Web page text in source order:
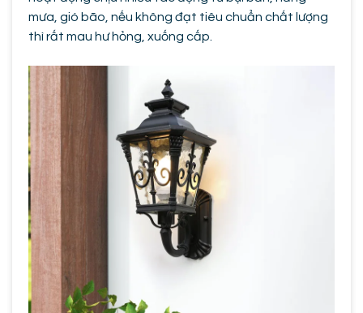
mưa, gió bão, nếu không đạt tiêu chuẩn chất lượng
thì rất mau hư hỏng, xuống cấp.